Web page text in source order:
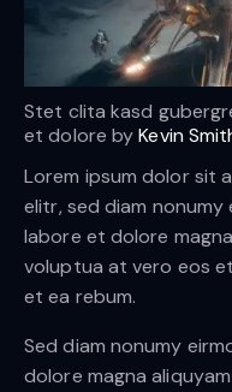
Stet clita kasd
et dolore byKevin
Lorem ipsum dolor sit
elitr, sed diam
labore et dolore
voluptua at vero eos
et ea rebum.
Sed diam nonumy
dolore magna